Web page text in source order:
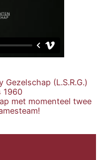
(L.S.R.G.)
1960
met momenteel twee